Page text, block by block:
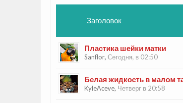
Заголовок
Пластика шейки матки
Sanflor, Сегодня, в 02:50
Белая жидкость в малом
KyleAceve, Четверг в 20:58